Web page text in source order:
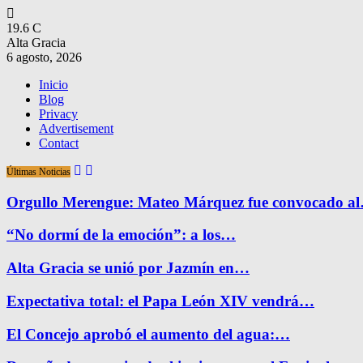
19.6 C
Alta Gracia
6 agosto, 2026
Inicio
Blog
Privacy
Advertisement
Contact
Últimas Noticias
Orgullo Merengue: Mateo Márquez fue convocado
“No dormí de la emoción”: a los…
Alta Gracia se unió por Jazmín en…
Expectativa total: el Papa León XIV vendrá…
El Concejo aprobó el aumento del agua:…